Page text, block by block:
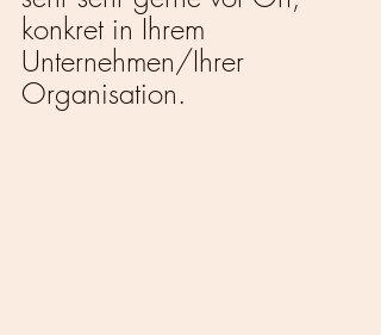
konkret in Ihrem
Unternehmen/Ihrer
Organisation.